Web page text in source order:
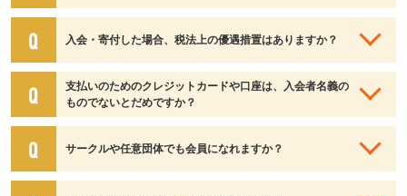
入会・寄付した場合、税法上の優遇措置はありますか？
支払いのためのクレジットカードや口座は、入会者名義の
ものでないとだめですか？
サークルや任意団体でも会員になれますか？